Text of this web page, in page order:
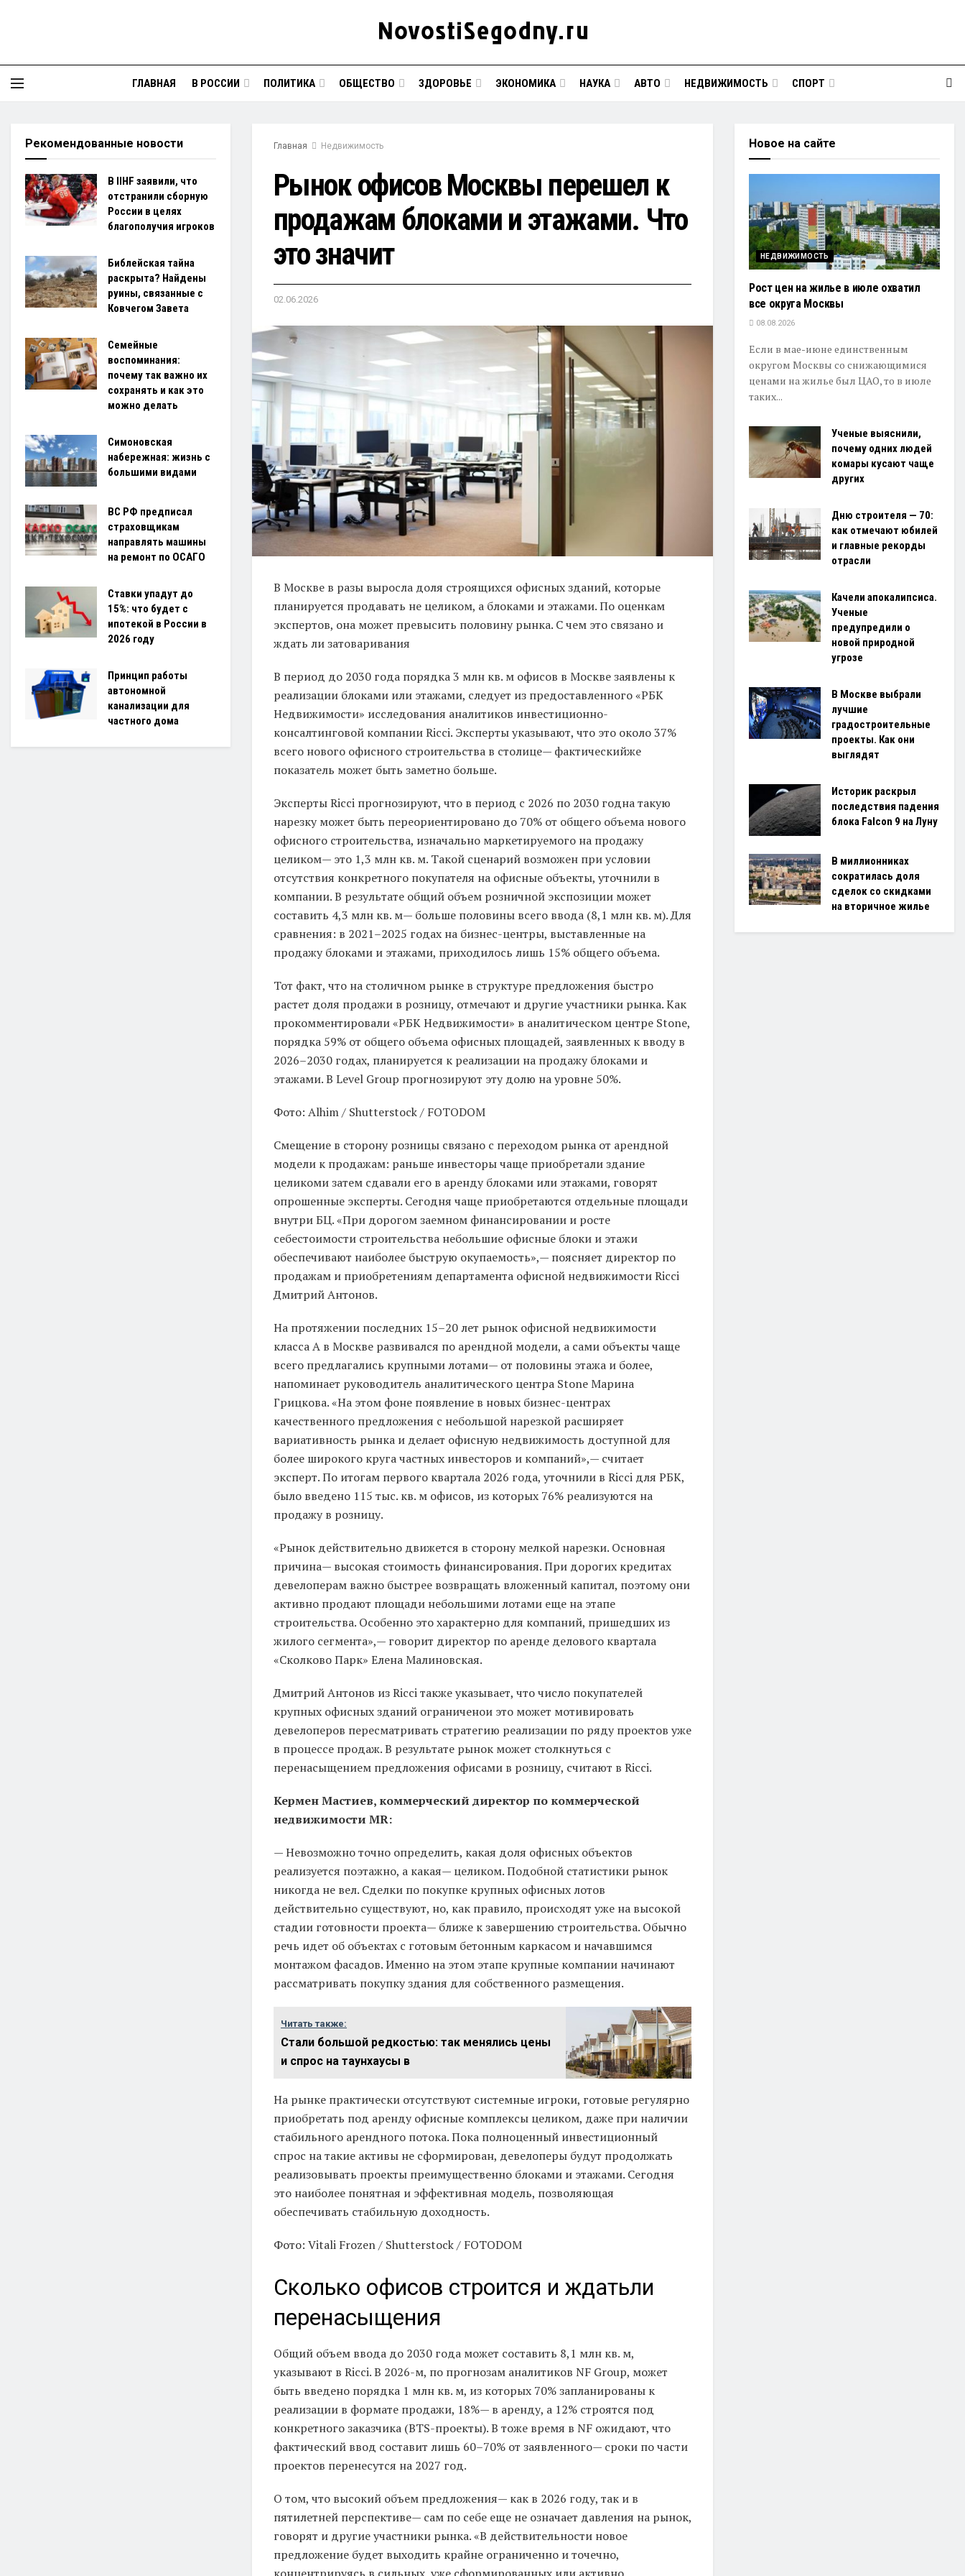
ГЛАВНАЯ В РОССИИ ПОЛИТИКА ОБЩЕСТВО ЗДОРОВЬЕ ЭКОНОМИКА НАУКА АВТО НЕДВИЖИМОСТЬ СПОРТ
Главная Недвижимость
Рынок офисов Москвы перешел к
продажам блоками и этажами. Что
это значит
02.06.2026
В Москве в разы выросла доля строящихся офисных зданий, которые
планируется продавать не целиком, а блоками и этажами. По оценкам
экспертов, она может превысить половину рынка. С чем это связано и
ждать ли затоваривания
В период до 2030 года порядка 3 млн кв. м офисов в Москве заявлены к
реализации блоками или этажами, следует из предоставленного «РБК
Недвижимости» исследования аналитиков инвестиционно-
консалтинговой компании Ricci. Эксперты указывают, что это около 37%
всего нового офисного строительства в столице— фактическийже
показатель может быть заметно больше.
Эксперты Ricci прогнозируют, что в период с 2026 по 2030 годна такую
нарезку может быть переориентировано до 70% от общего объема нового
офисного строительства, изначально маркетируемого на продажу
целиком— это 1,3 млн кв. м. Такой сценарий возможен при условии
отсутствия конкретного покупателя на офисные объекты, уточнили в
компании. В результате общий объем розничной экспозиции может
составить 4,3 млн кв. м— больше половины всего ввода (8,1 млн кв. м). Для
сравнения: в 2021–2025 годах на бизнес-центры, выставленные на
продажу блоками и этажами, приходилось лишь 15% общего объема.
Тот факт, что на столичном рынке в структуре предложения быстро
растет доля продажи в розницу, отмечают и другие участники рынка. Как
прокомментировали «РБК Недвижимости» в аналитическом центре Stone,
порядка 59% от общего объема офисных площадей, заявленных к вводу в
2026–2030 годах, планируется к реализации на продажу блоками и
этажами. В Level Group прогнозируют эту долю на уровне 50%.
Фото: Alhim / Shutterstock / FOTODOM
Смещение в сторону розницы связано с переходом рынка от арендной
модели к продажам: раньше инвесторы чаще приобретали здание
целикоми затем сдавали его в аренду блоками или этажами, говорят
опрошенные эксперты. Сегодня чаще приобретаются отдельные площади
внутри БЦ. «При дорогом заемном финансировании и росте
себестоимости строительства небольшие офисные блоки и этажи
обеспечивают наиболее быструю окупаемость»,— поясняет директор по
продажам и приобретениям департамента офисной недвижимости Ricci
Дмитрий Антонов.
На протяжении последних 15–20 лет рынок офисной недвижимости
класса А в Москве развивался по арендной модели, а сами объекты чаще
всего предлагались крупными лотами— от половины этажа и более,
напоминает руководитель аналитического центра Stone Марина
Грицкова. «На этом фоне появление в новых бизнес-центрах
качественного предложения с небольшой нарезкой расширяет
вариативность рынка и делает офисную недвижимость доступной для
более широкого круга частных инвесторов и компаний»,— считает
эксперт. По итогам первого квартала 2026 года, уточнили в Ricci для РБК,
было введено 115 тыс. кв. м офисов, из которых 76% реализуются на
продажу в розницу.
«Рынок действительно движется в сторону мелкой нарезки. Основная
причина— высокая стоимость финансирования. При дорогих кредитах
девелоперам важно быстрее возвращать вложенный капитал, поэтому они
активно продают площади небольшими лотами еще на этапе
строительства. Особенно это характерно для компаний, пришедших из
жилого сегмента»,— говорит директор по аренде делового квартала
«Сколково Парк» Елена Малиновская.
Дмитрий Антонов из Ricci также указывает, что число покупателей
крупных офисных зданий ограниченои это может мотивировать
девелоперов пересматривать стратегию реализации по ряду проектов уже
в процессе продаж. В результате рынок может столкнуться с
перенасыщением предложения офисами в розницу, считают в Ricci.
Кермен Мастиев, коммерческий директор по коммерческой
недвижимости MR:
— Невозможно точно определить, какая доля офисных объектов
реализуется поэтажно, а какая— целиком. Подобной статистики рынок
никогда не вел. Сделки по покупке крупных офисных лотов
действительно существуют, но, как правило, происходят уже на высокой
стадии готовности проекта— ближе к завершению строительства. Обычно
речь идет об объектах с готовым бетонным каркасом и начавшимся
монтажом фасадов. Именно на этом этапе крупные компании начинают
рассматривать покупку здания для собственного размещения.
Читать также:
Стали большой редкостью: так менялись цены
и спрос на таунхаусы в
На рынке практически отсутствуют системные игроки, готовые регулярно
приобретать под аренду офисные комплексы целиком, даже при наличии
стабильного арендного потока. Пока полноценный инвестиционный
спрос на такие активы не сформирован, девелоперы будут продолжать
реализовывать проекты преимущественно блоками и этажами. Сегодня
это наиболее понятная и эффективная модель, позволяющая
обеспечивать стабильную доходность.
Фото: Vitali Frozen / Shutterstock / FOTODOM
Сколько офисов строится и ждатьли
перенасыщения
Общий объем ввода до 2030 года может составить 8,1 млн кв. м,
указывают в Ricci. В 2026-м, по прогнозам аналитиков NF Group, может
быть введено порядка 1 млн кв. м, из которых 70% запланированы к
реализации в формате продажи, 18%— в аренду, а 12% строятся под
конкретного заказчика (BTS-проекты). В тоже время в NF ожидают, что
фактический ввод составит лишь 60–70% от заявленного— сроки по части
проектов перенесутся на 2027 год.
О том, что высокий объем предложения— как в 2026 году, так и в
пятилетней перспективе— сам по себе еще не означает давления на рынок,
говорят и другие участники рынка. «В действительности новое
предложение будет выходить крайне ограниченно и точечно,
Рекомендованные новости
В IIHF заявили, что
отстранили сборную
России в целях
благополучия игроков
Библейская тайна
раскрыта? Найдены
руины, связанные с
Ковчегом Завета
Семейные
воспоминания:
почему так важно их
сохранять и как это
можно делать
Симоновская
набережная: жизнь с
большими видами
ВС РФ предписал
страховщикам
направлять машины
на ремонт по ОСАГО
Ставки упадут до
15%: что будет с
ипотекой в России в
2026 году
Принцип работы
автономной
канализации для
частного дома
Новое на сайте
НЕДВИЖИМОСТЬ
Рост цен на жилье в июле охватил
все округа Москвы
08.08.2026
Если в мае-июне единственным
округом Москвы со снижающимися
ценами на жилье был ЦАО, то в июле
таких...
Ученые выяснили,
почему одних людей
комары кусают чаще
других
Дню строителя — 70:
как отмечают юбилей
и главные рекорды
отрасли
Качели апокалипсиса.
Ученые
предупредили о
новой природной
угрозе
В Москве выбрали
лучшие
градостроительные
проекты. Как они
выглядят
Историк раскрыл
последствия падения
блока Falcon 9 на Луну
В миллионниках
сократилась доля
сделок со скидками
на вторичное жилье